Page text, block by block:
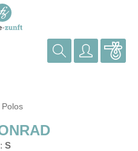
Polos
S